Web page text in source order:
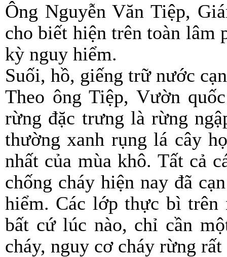
Ông Nguyễn Văn Tiệp,
cho biết hiện trên toàn lâm
kỳ nguy hiểm.
Suối, hồ, giếng trữ nước
Theo ông Tiệp, Vườn
rừng đặc trưng là rừng
thường xanh rụng lá cây
nhất của mùa khô. Tất cả
chống cháy hiện nay đã
hiểm. Các lớp thực bì trên
bất cứ lúc nào, chỉ cần
cháy, nguy cơ cháy rừng rất